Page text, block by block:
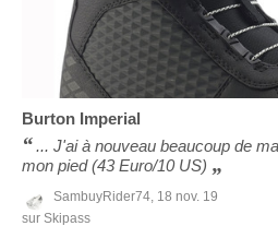
Burton Imperial
... J'ai à nouveau beaucoup de
mon pied (43 Euro/10 US)
SambuyRider74, 18 nov. 19
sur Skipass